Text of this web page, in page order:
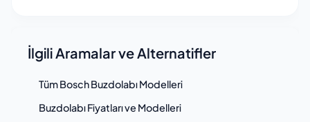
İlgili Aramalar ve Alternatifler
Tüm Bosch Buzdolabı Modelleri
Buzdolabı Fiyatları ve Modelleri